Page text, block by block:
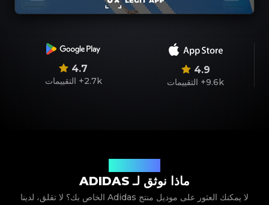
4.9
9.6k+ التقييمات
4.7
2.7k+ التقييمات
ماذا نوثق لـ ADIDAS
لا يمكنك العثور على موديل منتج Adidas الخاص بك؟ لا تقلق، لدينا